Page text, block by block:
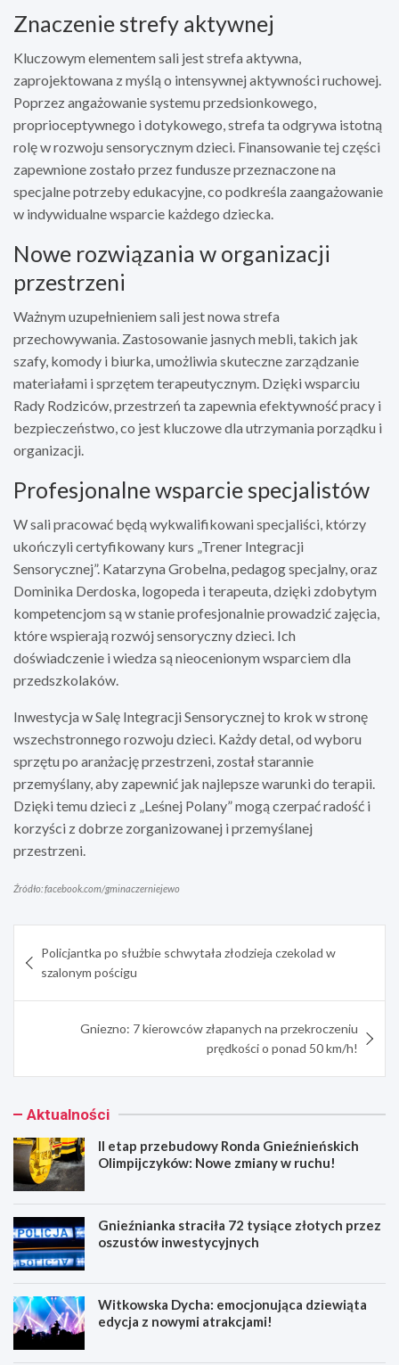
Znaczenie strefy aktywnej
Kluczowym elementem sali jest strefa aktywna,
zaprojektowana z myślą o intensywnej aktywności ruchowej.
Poprzez angażowanie systemu przedsionkowego,
proprioceptywnego i dotykowego, strefa ta odgrywa istotną
rolę w rozwoju sensorycznym dzieci. Finansowanie tej części
zapewnione zostało przez fundusze przeznaczone na
specjalne potrzeby edukacyjne, co podkreśla zaangażowanie
w indywidualne wsparcie każdego dziecka.
Nowe rozwiązania w organizacji
przestrzeni
Ważnym uzupełnieniem sali jest nowa strefa
przechowywania. Zastosowanie jasnych mebli, takich jak
szafy, komody i biurka, umożliwia skuteczne zarządzanie
materiałami i sprzętem terapeutycznym. Dzięki wsparciu
Rady Rodziców, przestrzeń ta zapewnia efektywność pracy i
bezpieczeństwo, co jest kluczowe dla utrzymania porządku i
organizacji.
Profesjonalne wsparcie specjalistów
W sali pracować będą wykwalifikowani specjaliści, którzy
ukończyli certyfikowany kurs „Trener Integracji
Sensorycznej”. Katarzyna Grobelna, pedagog specjalny, oraz
Dominika Derdoska, logopeda i terapeuta, dzięki zdobytym
kompetencjom są w stanie profesjonalnie prowadzić zajęcia,
które wspierają rozwój sensoryczny dzieci. Ich
doświadczenie i wiedza są nieocenionym wsparciem dla
przedszkolaków.
Inwestycja w Salę Integracji Sensorycznej to krok w stronę
wszechstronnego rozwoju dzieci. Każdy detal, od wyboru
sprzętu po aranżację przestrzeni, został starannie
przemyślany, aby zapewnić jak najlepsze warunki do terapii.
Dzięki temu dzieci z „Leśnej Polany” mogą czerpać radość i
korzyści z dobrze zorganizowanej i przemyślanej
przestrzeni.
Źródło: facebook.com/gminaczerniejewo
wpisu
Policjantka po służbie schwytała złodzieja czekolad w
szalonym pościgu
Gniezno: 7 kierowców złapanych na przekroczeniu
prędkości o ponad 50 km/h!
Aktualności
II etap przebudowy Ronda Gnieźnieńskich
Olimpijczyków: Nowe zmiany w ruchu!
Gnieźnianka straciła 72 tysiące złotych przez
oszustów inwestycyjnych
Witkowska Dycha: emocjonująca dziewiąta
edycja z nowymi atrakcjami!